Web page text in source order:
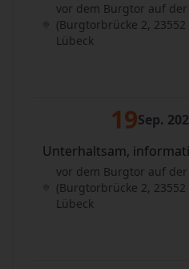
vor dem Burgtor auf
(Burgtorbrücke 2, 23552
Lübeck
19Sep.
Unterhaltsam,
vor dem Burgtor auf
(Burgtorbrücke 2, 23552
Lübeck